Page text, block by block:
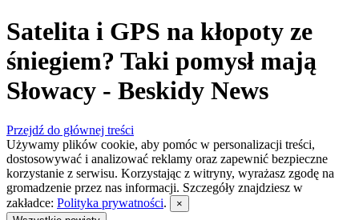
Satelita i GPS na kłopoty ze
śniegiem? Taki pomysł mają
Słowacy - Beskidy News
Przejdź do głównej treści
Używamy plików cookie, aby pomóc w personalizacji treści,
dostosowywać i analizować reklamy oraz zapewnić bezpieczne
korzystanie z serwisu. Korzystając z witryny, wyrażasz zgodę na
gromadzenie przez nas informacji. Szczegóły znajdziesz w
zakładce: Polityka prywatności.
×